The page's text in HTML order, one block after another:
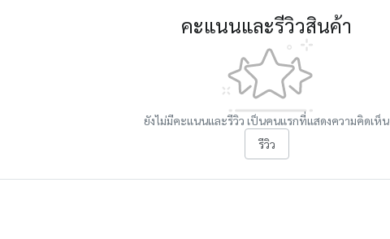
คะแนนและรีวิวสินค้า
ยังไม่มีคะแนนและรีวิว เป็นคนแรกที่แสดงความคิดเห็น
รีวิว